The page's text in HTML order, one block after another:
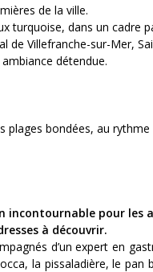
de la ville.
turquoise, dans un cadre
de Villefranche-sur-Mer,
détendue.
plages bondées, au
pour
à découvrir.
d’un expert en
la pissaladière, le